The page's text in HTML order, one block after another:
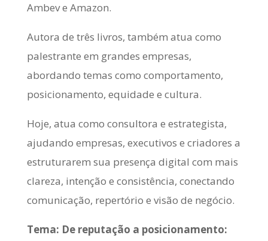
Ambev e Amazon.
Autora de três livros, também atua como
palestrante em grandes empresas,
abordando temas como comportamento,
posicionamento, equidade e cultura.
Hoje, atua como consultora e estrategista,
ajudando empresas, executivos e criadores a
estruturarem sua presença digital com mais
clareza, intenção e consistência, conectando
comunicação, repertório e visão de negócio.
Tema: De reputação a posicionamento: